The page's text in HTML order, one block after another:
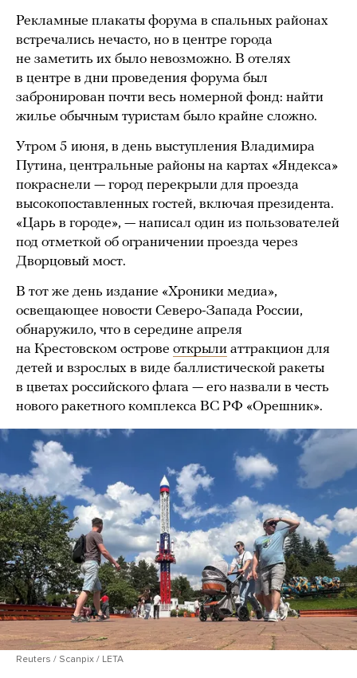
Рекламные плакаты форума в спальных районах
встречались нечасто, но в центре города
не заметить их было невозможно. В отелях
в центре в дни проведения форума был
забронирован почти весь номерной фонд: найти
жилье обычным туристам было крайне сложно.
Утром 5 июня, в день выступления Владимира
Путина, центральные районы на картах «Яндекса»
покраснели — город перекрыли для проезда
высокопоставленных гостей, включая президента.
«Царь в городе», — написал один из пользователей
под отметкой об ограничении проезда через
Дворцовый мост.
В тот же день издание «Хроники медиа»,
освещающее новости Северо-Запада России,
обнаружило, что в середине апреля
на Крестовском острове открыли аттракцион для
детей и взрослых в виде баллистической ракеты
в цветах российского флага — его назвали в честь
нового ракетного комплекса ВС РФ «Орешник».
Reuters / Scanpix / LETA